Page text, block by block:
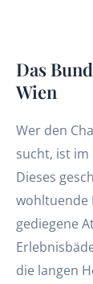
Das
Wien
Wer den
sucht, ist im
Dieses
wohltuende
gediegene
die langen